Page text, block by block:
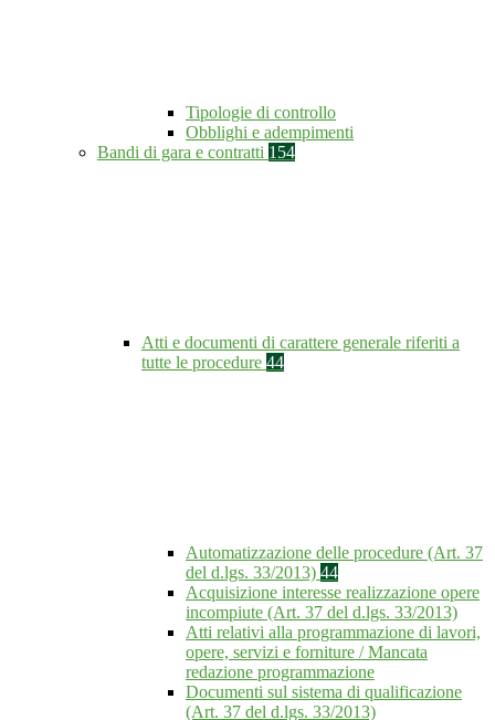
Tipologie di controllo
Obblighi e adempimenti
Bandi di gara e contratti 154
Atti e documenti di carattere generale riferiti a
tutte le procedure 44
Automatizzazione delle procedure (Art. 37
del d.lgs. 33/2013) 44
Acquisizione interesse realizzazione opere
incompiute (Art. 37 del d.lgs. 33/2013)
Atti relativi alla programmazione di lavori,
opere, servizi e forniture / Mancata
redazione programmazione
Documenti sul sistema di qualificazione
(Art. 37 del d.lgs. 33/2013)